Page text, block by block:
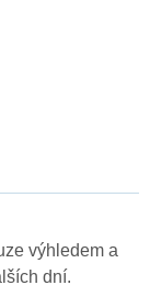
výhledem a
dní.